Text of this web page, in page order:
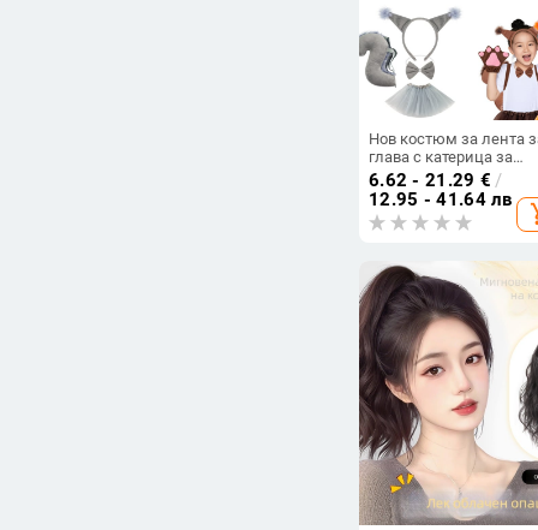
Нов костюм за лента
глава с катерица за
Хелоуин, Великденска
лента за глава с
деца, анимационни
сладки плюшени
6.62 - 21.29 € /
12.95 - 41.64 лв